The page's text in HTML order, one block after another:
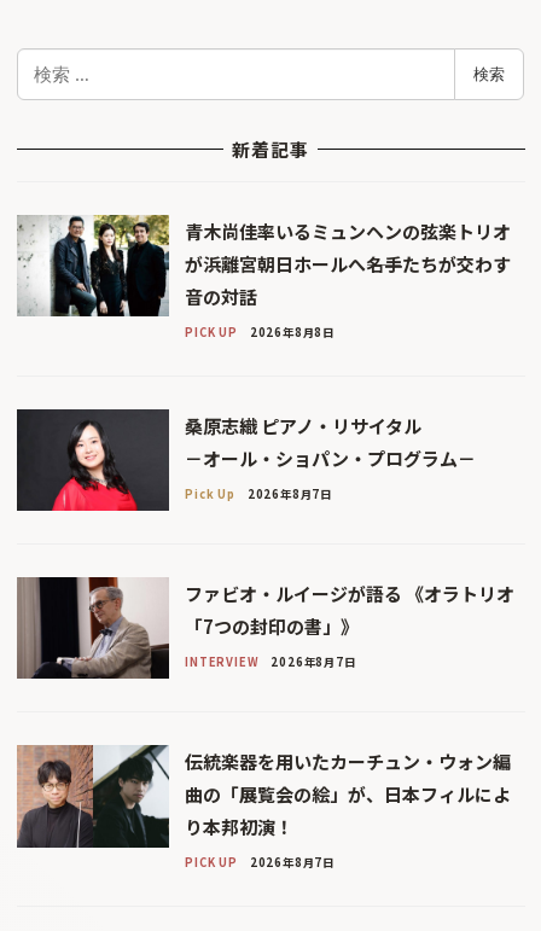
検索
新着記事
青木尚佳率いるミュンヘンの弦楽トリオ
が浜離宮朝日ホールへ――名手たちが交わす
音の対話
PICK UP 2026年8月8日
桑原志織 ピアノ・リサイタル
－オール・ショパン・プログラム－
Pick Up 2026年8月7日
ファビオ・ルイージが語る 《オラトリオ
「7つの封印の書」》
INTERVIEW 2026年8月7日
伝統楽器を用いたカーチュン・ウォン編
曲の「展覧会の絵」が、日本フィルによ
り本邦初演！
PICK UP 2026年8月7日